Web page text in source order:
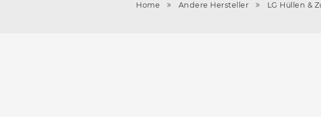
Home Andere Hersteller LG Hüllen &